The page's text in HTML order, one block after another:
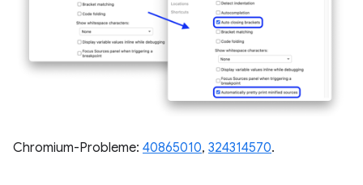
Chromium-Probleme: 40865010, 324314570.